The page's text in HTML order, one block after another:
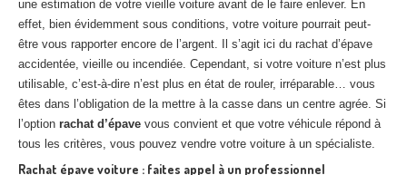
une estimation de votre vieille voiture avant de le faire enlever. En
effet, bien évidemment sous conditions, votre voiture pourrait peut-
être vous rapporter encore de l’argent. Il s’agit ici du rachat d’épave
accidentée, vieille ou incendiée. Cependant, si votre voiture n’est plus
utilisable, c’est-à-dire n’est plus en état de rouler, irréparable… vous
êtes dans l’obligation de la mettre à la casse dans un centre agrée. Si
l’option rachat d’épave vous convient et que votre véhicule répond à
tous les critères, vous pouvez vendre votre voiture à un spécialiste.
Rachat épave voiture : faites appel à un professionnel